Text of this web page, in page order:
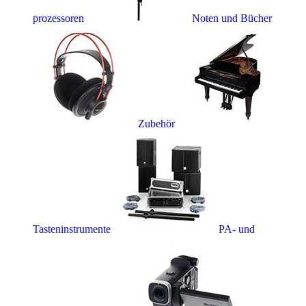
prozessoren Noten und Bücher
Zubehör
Tasteninstrumente PA- und